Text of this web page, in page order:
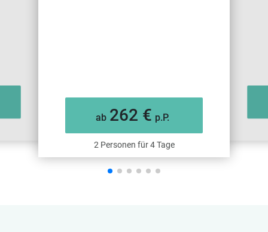
ab 262 € p.P.
2 Personen für 4 Tage